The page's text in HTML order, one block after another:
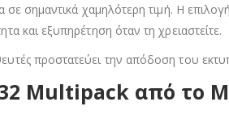
σε σημαντικά χαμηλότερη τιμή. Η
και εξυπηρέτηση όταν τη χρειαστείτε.
προστατεύει την απόδοση του
Multipack από το